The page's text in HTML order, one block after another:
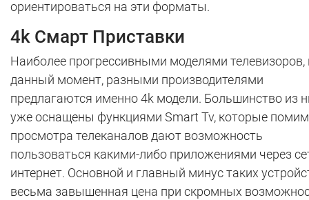
ориентироваться на эти форматы.
4k Смарт Приставки
Наиболее прогрессивными моделями телевизоров,
данный момент, разными производителями
предлагаются именно 4k модели. Большинство из
уже оснащены функциями Smart Tv, которые
просмотра телеканалов дают возможность
пользоваться какими-либо приложениями через
интернет. Основной и главный минус таких
весьма завышенная цена при скромных